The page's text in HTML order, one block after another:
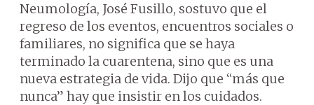
Neumología, José Fusillo, sostuvo que el
regreso de los eventos, encuentros sociales o
familiares, no significa que se haya
terminado la cuarentena, sino que es una
nueva estrategia de vida. Dijo que “más que
nunca” hay que insistir en los cuidados.